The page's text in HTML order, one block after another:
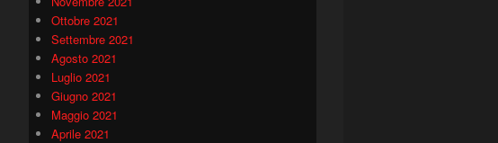
Ottobre 2021
Settembre 2021
Agosto 2021
Luglio 2021
Giugno 2021
Maggio 2021
Aprile 2021